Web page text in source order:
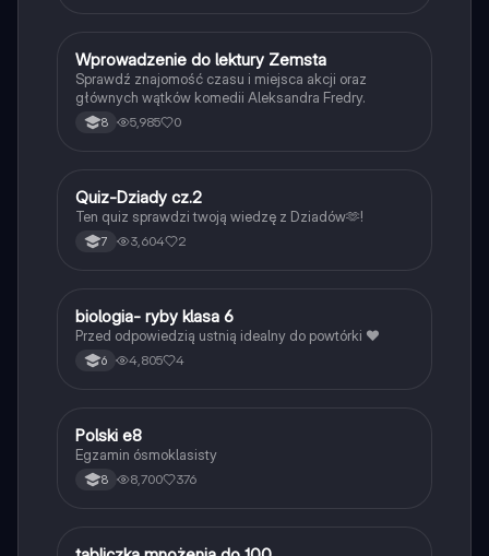
WJęzyk polski
Wprowadzenie do lektury Zemsta
Sprawdź znajomość czasu i miejsca akcji oraz
głównych wątków komedii Aleksandra Fredry.
8 5,985 0
QJęzyk polski
Quiz-Dziady cz.2
Ten quiz sprawdzi twoją wiedzę z Dziadów🫶!
7 3,604 2
BBiologia
biologia- ryby klasa 6
Przed odpowiedzią ustnią idealny do powtórki ❤️
6 4,805 4
Język polski
Polski e8
Egzamin ósmoklasisty
8 8,700 376